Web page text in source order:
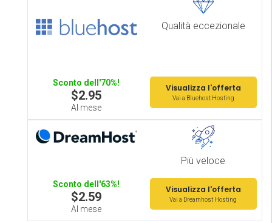
Qualità eccezionale
Sconto dell'70%!
$2.95
Al mese
Visualizza l'offerta
Vai a Bluehost Hosting
Più veloce
Sconto dell'63%!
$2.59
Al mese
Visualizza l'offerta
Vai a Dreamhost Hosting